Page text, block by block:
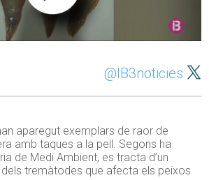
@IB3noticies
aparegut exemplars de raor de
amb taques a la pell. Segons ha
de Medi Ambient, es tracta d’un
tremàtodes que afecta els peixos